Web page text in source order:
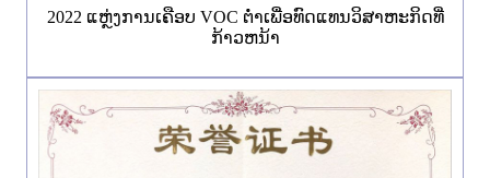
2022 ແຫຼ່ງການເຄືອບ VOC ຕ່ໍາເພື່ອທົດແທນວິສາຫະກິດທີ່
ກ້າວຫນ້າ